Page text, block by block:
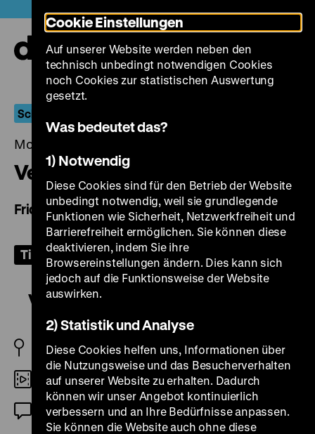
zum
Seiteninhalt
springen
Schönes Wochenende
Montag, 26. Februar 2024, 19.00 Uhr
Vendredi soir
Friday Night
Tickets
Vendredi soir
FR 2002
35mm
OmeU
Cookie Einstellungen
Auf unserer Website werden neben den
technisch unbedingt notwendigen Cookies
noch Cookies zur statistischen Auswertung
gesetzt.
Was bedeutet das?
1) Notwendig
Diese Cookies sind für den Betrieb der Website
unbedingt notwendig, weil sie grundlegende
Funktionen wie Sicherheit, Netzwerkfreiheit und
Barrierefreiheit ermöglichen. Sie können diese
deaktivieren, indem Sie ihre
Browsereinstellungen ändern. Dies kann sich
jedoch auf die Funktionsweise der Website
auswirken.
2) Statistik und Analyse
Diese Cookies helfen uns, Informationen über
die Nutzungsweise und das Besucherverhalten
auf unserer Website zu erhalten. Dadurch
können wir unser Angebot kontinuierlich
verbessern und an Ihre Bedürfnisse anpassen.
Sie können die Website auch ohne diese